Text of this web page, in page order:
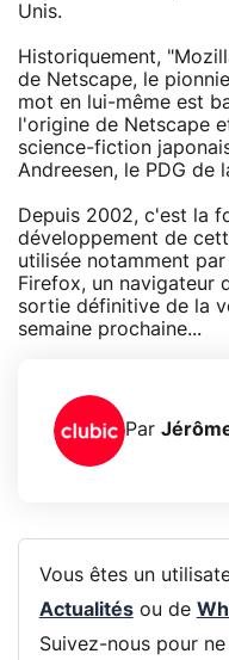
Unis.
Historiquement,
de Netscape, le
mot en lui-même est
l'origine de Netscape
science-fiction
Andreesen, le PDG de
Depuis 2002, c'est la
développement de
utilisée notamment
Firefox, un navigateur
sortie définitive de la
semaine prochaine...
Par
Vous êtes un
Actualitésou de
Suivez-nous pour